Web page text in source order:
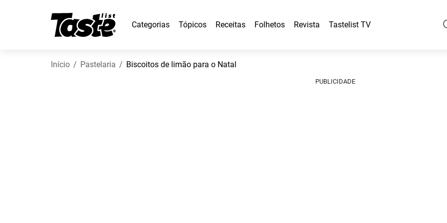
Categorias Tópicos Receitas Folhetos Revista Tastelist TV
Início Pastelaria Biscoitos de limão para o Natal
PUBLICIDADE